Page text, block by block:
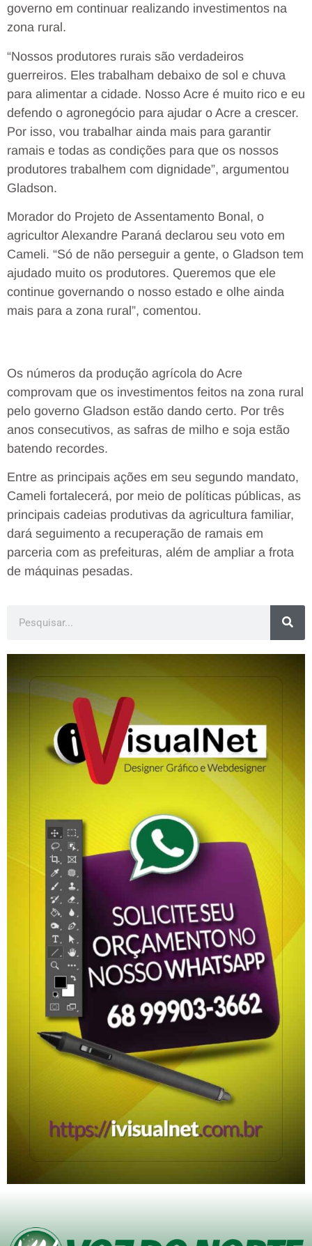
governo em continuar realizando investimentos na
zona rural.
“Nossos produtores rurais são verdadeiros
guerreiros. Eles trabalham debaixo de sol e chuva
para alimentar a cidade. Nosso Acre é muito rico e eu
defendo o agronegócio para ajudar o Acre a crescer.
Por isso, vou trabalhar ainda mais para garantir
ramais e todas as condições para que os nossos
produtores trabalhem com dignidade”, argumentou
Gladson.
Morador do Projeto de Assentamento Bonal, o
agricultor Alexandre Paraná declarou seu voto em
Cameli. “Só de não perseguir a gente, o Gladson tem
ajudado muito os produtores. Queremos que ele
continue governando o nosso estado e olhe ainda
mais para a zona rural”, comentou.
Os números da produção agrícola do Acre
comprovam que os investimentos feitos na zona rural
pelo governo Gladson estão dando certo. Por três
anos consecutivos, as safras de milho e soja estão
batendo recordes.
Entre as principais ações em seu segundo mandato,
Cameli fortalecerá, por meio de políticas públicas, as
principais cadeias produtivas da agricultura familiar,
dará seguimento a recuperação de ramais em
parceria com as prefeituras, além de ampliar a frota
de máquinas pesadas.